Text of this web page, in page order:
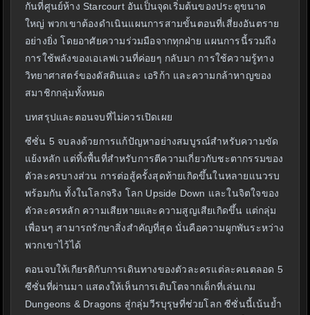
กันที่ศูนย์ห้าง Starcourt อันเป็นจุดเริ่มต้นของประตูขนาด
ใหญ่ พวกเขาต้องดำเนินแผนการสามขั้นตอนที่เสี่ยงอันตราย
อย่างยิ่ง โดยอาศัยความร่วมมือจากทุกฝ่าย แผนการนี้รวมถึง
การใช้พลังของเอเลฟเวนที่ค่อยๆ กลับมา การใช้ความรู้ทาง
วิทยาศาสตร์ของดัสตินและ เอริก้า และความกล้าหาญของ
สมาชิกกลุ่มทั้งหมด
บทสรุปและตอนจบที่ไม่ควรเปิดเผย
ซีซั่น 5 จบลงด้วยการแก้ปัญหาอย่างสมบูรณ์สำหรับความขัด
แย้งหลัก แต่ทิ้งพื้นที่สำหรับการตีความเกี่ยวกับชะตากรรมของ
ตัวละครบางส่วน การต่อสู้ครั้งสุดท้ายเกิดขึ้นในหลายแนวรบ
พร้อมกัน ทั้งในโลกจริง โลก Upside Down และในจิตใจของ
ตัวละครหลัก ความเสียหายและความสูญเสียเกิดขึ้น แต่กลุ่ม
เพื่อนๆ สามารถรักษาสิ่งสำคัญที่สุด นั่นคือความผูกพันระหว่าง
พวกเขาไว้ได้
ตอนจบให้เกียรติกับการเดินทางของตัวละครแต่ละคนตลอด 5
ซีซั่นที่ผ่านมา แสดงให้เห็นการเติบโตจากเด็กที่เล่นเกม
Dungeons & Dragons สู่กลุ่มวีรบุรุษที่ช่วยโลก ซีซั่นนี้เน้นย้ำ